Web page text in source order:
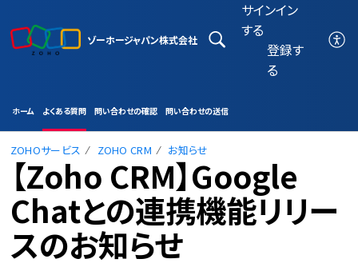
ゾーホージャパン株式会社
サインイン
する
登録す
る
ホーム よくある質問 問い合わせの確認 問い合わせの送信
ZOHOサービス ZOHO CRM お知らせ
【Zoho CRM】Google
Chatとの連携機能リリー
スのお知らせ